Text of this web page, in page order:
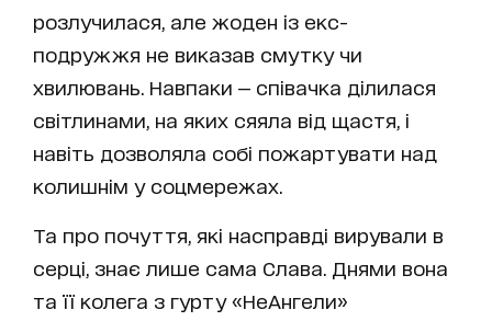
розлучилася, але жоден із екс-
подружжя не виказав смутку чи
хвилювань. Навпаки — співачка ділилася
світлинами, на яких сяяла від щастя, і
навіть дозволяла собі пожартувати над
колишнім у соцмережах.
Та про почуття, які насправді вирували в
серці, знає лише сама Слава. Днями вона
та її колега з гурту «НеАнгели»